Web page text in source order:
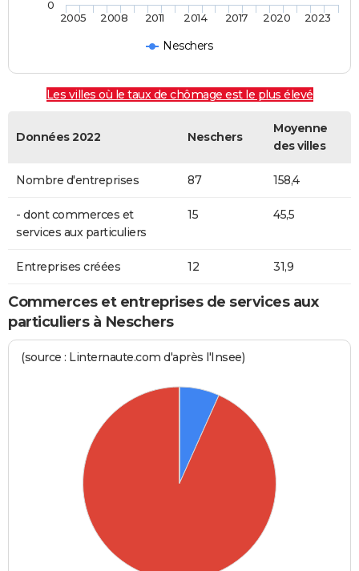
Neschers
2005 2008 2011 2014 2017 2020 2023
0
Les villes où le taux de chômage est le plus élevé
Données 2022 Neschers
Moyenne
des villes
Nombre d'entreprises 87 158,4
- dont commerces et
services aux particuliers
15 45,5
Entreprises créées 12 31,9
Commerces et entreprises de services aux
particuliers à Neschers
(source : Linternaute.com d'après l'Insee)